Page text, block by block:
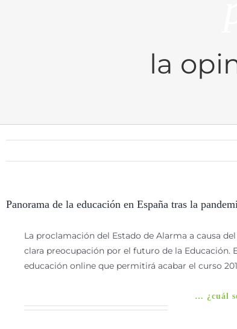
la
Panorama de la educación en España tras la
La proclamación del Estado de Alarma a causa
clara preocupación por el futuro de la Educación.
educación online que permitirá acabar el curso
… ¿cuál